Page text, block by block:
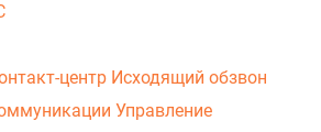
центр Исходящий обзвон
Управление